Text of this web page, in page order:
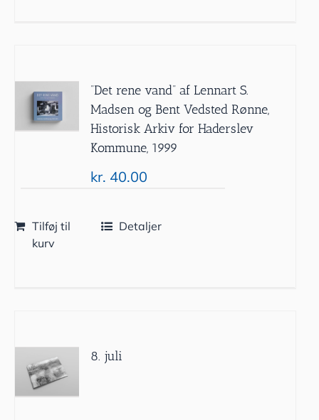
”Det rene vand” af Lennart S.
Madsen og Bent Vedsted Rønne,
Historisk Arkiv for Haderslev
Kommune, 1999
kr. 40.00
Tilføj til
kurv
Detaljer
8. juli